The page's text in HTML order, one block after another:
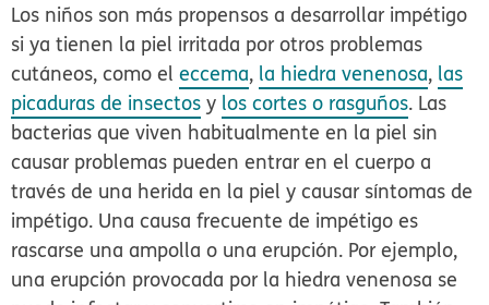
Los niños son más propensos a desarrollar impétigo
si ya tienen la piel irritada por otros problemas
cutáneos, como eleccema, la hiedra venenosa, las
picaduras de insectos y los cortes o rasguños. Las
bacterias que viven habitualmente en la piel sin
causar problemas pueden entrar en el cuerpo a
través de una herida en la piel y causar síntomas de
impétigo. Una causa frecuente de impétigo es
rascarse una ampolla o una erupción. Por ejemplo,
una erupción provocada por la hiedra venenosa se